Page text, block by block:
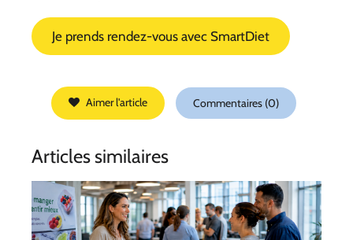
Je prends rendez-vous avec SmartDiet
Aimer l'article Commentaires (0)
Articles similaires